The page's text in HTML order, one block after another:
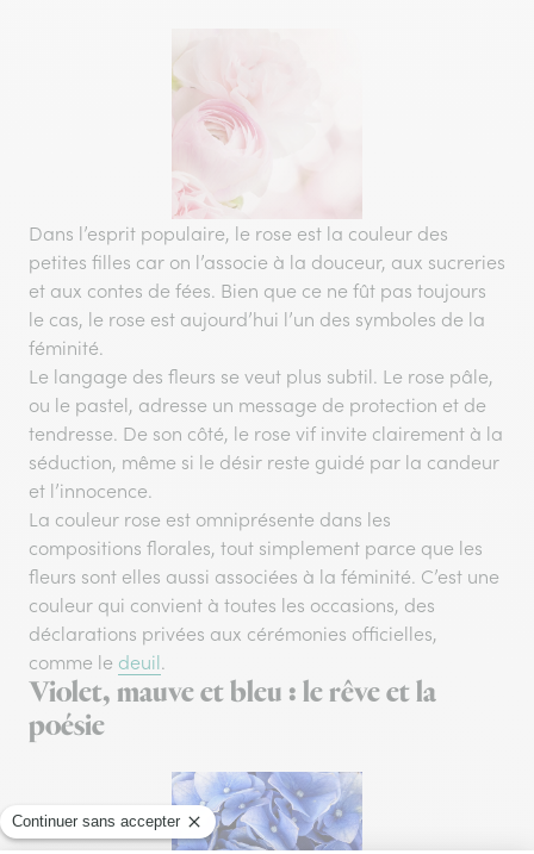
Dans l’esprit populaire, le rose est la couleur des
petites filles car on l’associe à la douceur, aux sucreries
et aux contes de fées. Bien que ce ne fût pas toujours
le cas, le rose est aujourd’hui l’un des symboles de la
féminité.
Le langage des fleurs se veut plus subtil. Le rose pâle,
ou le pastel, adresse un message de protection et de
tendresse. De son côté, le rose vif invite clairement à la
séduction, même si le désir reste guidé par la candeur
et l’innocence.
La couleur rose est omniprésente dans les
compositions florales, tout simplement parce que les
fleurs sont elles aussi associées à la féminité. C’est une
couleur qui convient à toutes les occasions, des
déclarations privées aux cérémonies officielles,
comme le deuil.
Violet, mauve et bleu : le rêve et la
poésie